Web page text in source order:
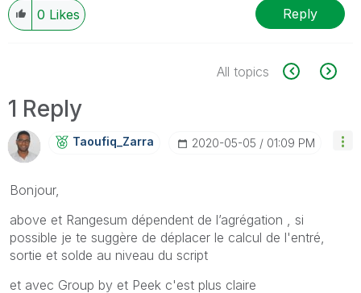
0 Likes Reply
All topics
1 Reply
Taoufiq_Zarra ‎2020-05-05 01:09 PM
Bonjour,
above et Rangesum dépendent de l’agrégation , si
possible je te suggère de déplacer le calcul de l'entré,
sortie et solde au niveau du script
et avec Group by et Peek c'est plus claire